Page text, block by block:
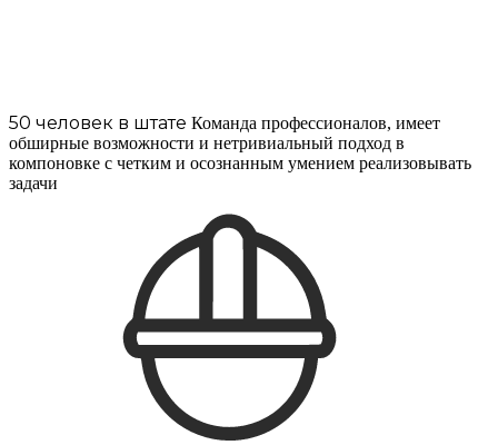
50 человек в штате Команда профессионалов, имеет
обширные возможности и нетривиальный подход в
компоновке с четким и осознанным умением реализовывать
задачи